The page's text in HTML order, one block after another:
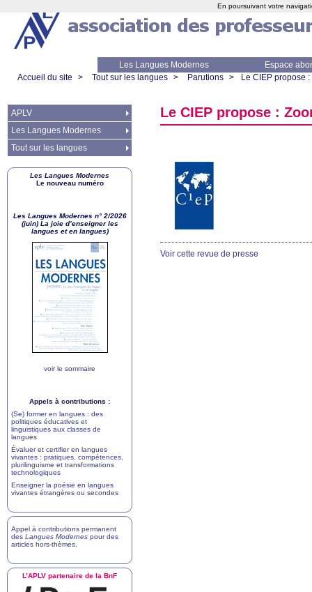
Les Langues Modernes
Espace
Accueil du site
> Tout sur les langues > Parutions > Le CIEP propose :
Le CIEP propose :
Voir cette revue de presse
APLV
Les Langues Modernes
Tout sur les langues
Les Langues Modernes
Le nouveau numéro
Les Langues Modernes n° 2/2026
(juin) La joie d’enseigner les
langues et en langues)
voir le sommaire
Appels à contributions :
(Se) former en langues : des
politiques éducatives et
linguistiques aux classes de
langues
Évaluer et certifier en langues
vivantes : pratiques, compétences,
plurilinguisme et transformations
technologiques
Enseigner la poésie en langues
vivantes étrangères ou secondes
Appel à contributions permanent
des Langues Modernes pour des
articles hors-thèmes
L’APLV partenaire de la BnF
En poursuivant votre